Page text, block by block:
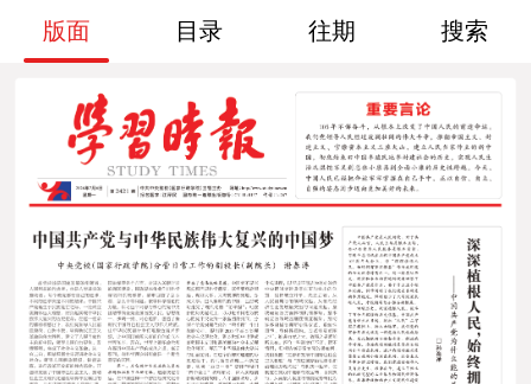
版面 目录 往期 搜索